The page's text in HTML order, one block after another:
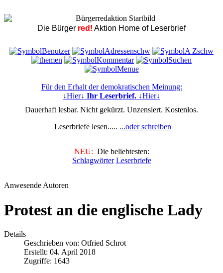
Die Bürger red! Aktion Home of Leserbrief
Für den Erhalt der demokratischen Meinung:
↓Hier↓ Ihr Leserbrief. ↓Hier↓
Dauerhaft lesbar. Nicht gekürzt. Unzensiert. Kostenlos.
Leserbriefe lesen..... ...oder schreiben
NEU: Die beliebtesten:
Schlagwörter Leserbriefe
Anwesende Autoren
Protest an die englische Lady
Details
Geschrieben von: Otfried Schrot
Erstellt: 04. April 2018
Zugriffe: 1643